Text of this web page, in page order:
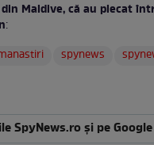
Maldive, că au plecat
:
spynews
SpyNews.ro și pe